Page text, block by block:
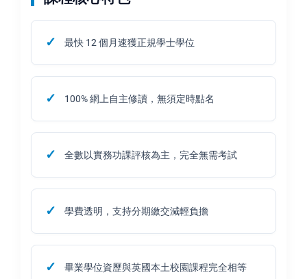
最快 12 個月速獲正規學士學位
100% 網上自主修讀，無須定時點名
全數以實務功課評核為主，完全無需考試
學費透明，支持分期繳交減輕負擔
畢業學位資歷與英國本土校園課程完全相等